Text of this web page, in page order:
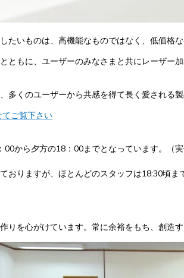
たいものは、高機能なものではなく、低価格
ともに、ユーザーのみなさまと共にレーザ
多くのユーザーから共感を得て長く愛される
ご覧下さい
から夕方の18：00までとなっています。（実
おりますが、ほとんどのスタッフは18:30頃
りを心がけています。常に余裕をもち、創造